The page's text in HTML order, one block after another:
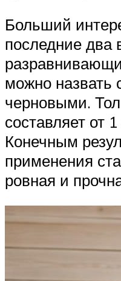
Больший
последние
можно назвать
черновыми.
составляет от
Конечным
применения
ровная и